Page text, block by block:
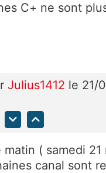
C+ ne sont
Julius1412 le 21/
( samedi 21
canal sont